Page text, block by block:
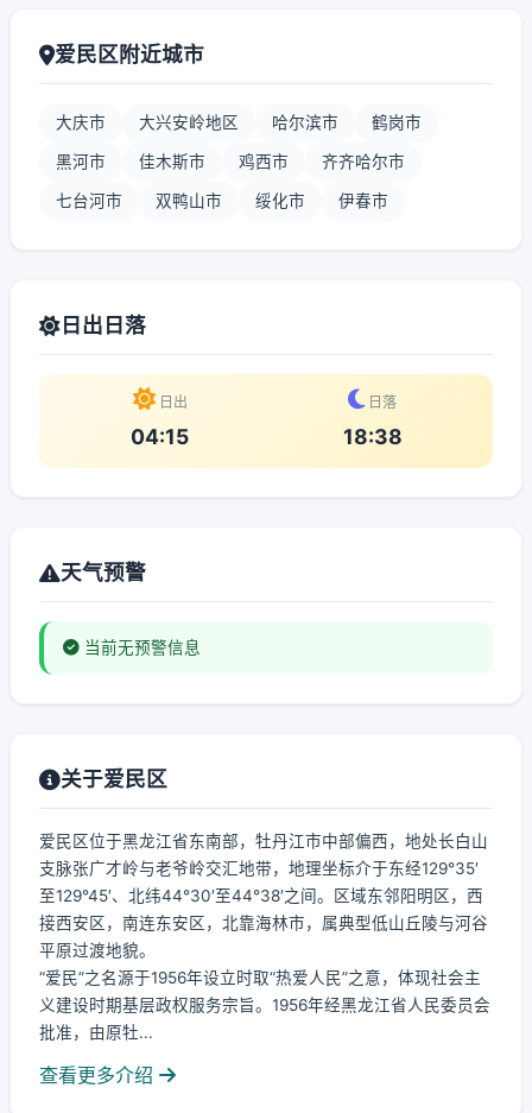
爱民区附近城市
大庆市 大兴安岭地区 哈尔滨市 鹤岗市
黑河市 佳木斯市 鸡西市 齐齐哈尔市
七台河市 双鸭山市 绥化市 伊春市
日出日落
日出
04:15
日落
18:38
天气预警
当前无预警信息
关于爱民区
爱民区位于黑龙江省东南部，牡丹江市中部偏西，地处长白山
支脉张广才岭与老爷岭交汇地带，地理坐标介于东经129°35′
至129°45′、北纬44°30′至44°38′之间。区域东邻阳明区，西
接西安区，南连东安区，北靠海林市，属典型低山丘陵与河谷
平原过渡地貌。
“爱民”之名源于1956年设立时取“热爱人民”之意，体现社会主
义建设时期基层政权服务宗旨。1956年经黑龙江省人民委员会
批准，由原牡...
查看更多介绍